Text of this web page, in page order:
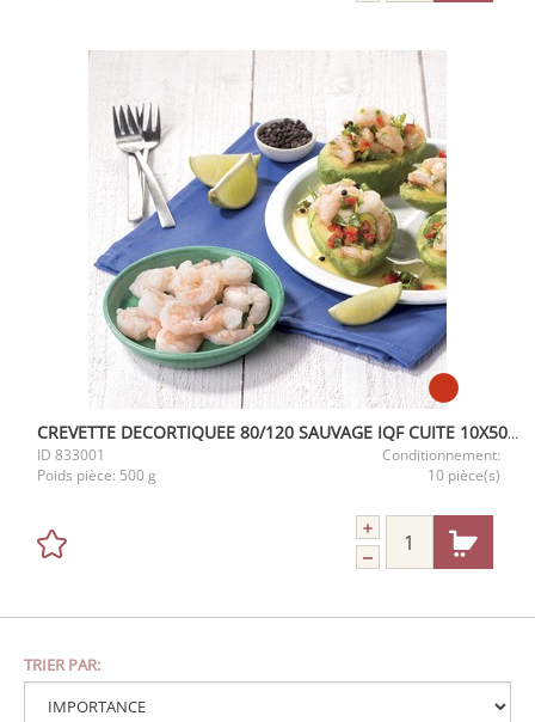
CREVETTE DECORTIQUEE 80/120 SAUVAGE IQF CUITE 10X500G
ID 833001
Conditionnement:
Poids pièce: 500 g 10 pièce(s)
TRIER PAR: